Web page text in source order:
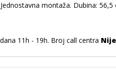
montaža. Dubina: 56,5
11h - 19h. Broj call centra